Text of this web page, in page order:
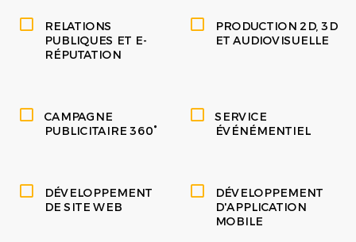
RELATIONS
PUBLIQUES ET E-
RÉPUTATION
PRODUCTION 2D, 3D
ET AUDIOVISUELLE
CAMPAGNE
PUBLICITAIRE 360°
SERVICE
ÉVÉNÉMENTIEL
DÉVELOPPEMENT
DE SITE WEB
DÉVELOPPEMENT
D'APPLICATION
MOBILE